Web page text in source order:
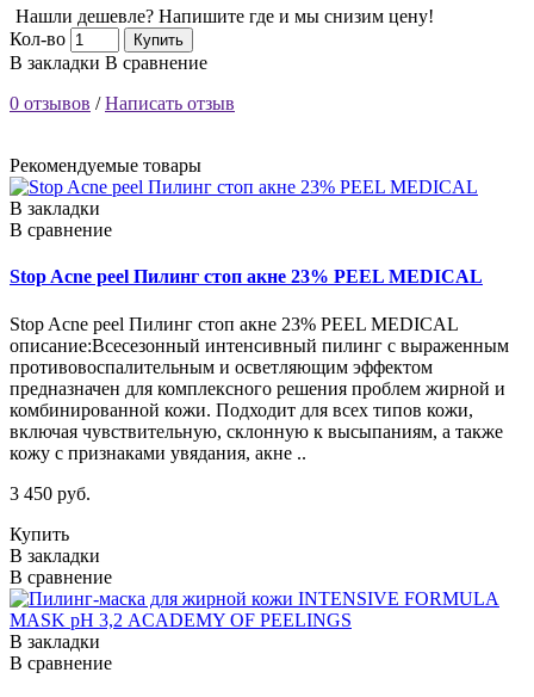
Нашли дешевле? Напишите где и мы снизим цену!
Кол-во
Купить
В закладки В сравнение
0 отзывов /Написать отзыв
Рекомендуемые товары
В закладки
В сравнение
Stop Acne peel Пилинг стоп акне 23% PEEL MEDICAL
Stop Acne peel Пилинг стоп акне 23% PEEL MEDICAL
описание:Всесезонный интенсивный пилинг с выраженным
противовоспалительным и осветляющим эффектом
предназначен для комплексного решения проблем жирной и
комбинированной кожи. Подходит для всех типов кожи,
включая чувствительную, склонную к высыпаниям, а также
кожу с признаками увядания, акне ..
3 450 руб.
Купить
В закладки
В сравнение
В закладки
В сравнение